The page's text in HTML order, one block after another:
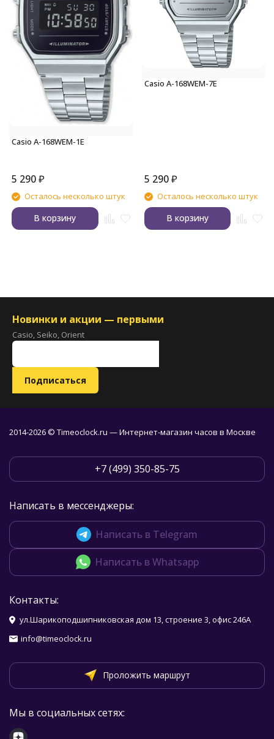
Casio A-168WEM-1E
5 290₽
Осталось несколько штук
В корзину
Casio A-168WEM-7E
5 290 ₽
Осталось несколько штук
В корзину
Новинки и акции — первыми
Casio, Seiko, Orient
2014-2026 © Timeoclock.ru — Интернет-магазин часов в Москве
+7 (499) 350-85-75
Написать в мессенджеры:
Написать в Telegram
Написать в Whatsapp
Контакты:
ул.Шарикоподшипниковская дом 13, строение 3, офис 246А
info@timeoclock.ru
Проложить маршрут
Мы в социальных сетях: